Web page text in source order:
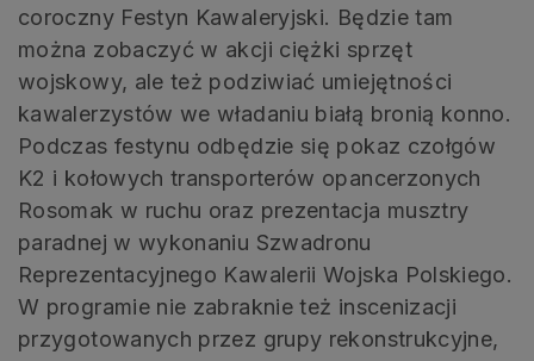
coroczny Festyn Kawaleryjski. Będzie tam
można zobaczyć w akcji ciężki sprzęt
wojskowy, ale też podziwiać umiejętności
kawalerzystów we władaniu białą bronią konno.
Podczas festynu odbędzie się pokaz czołgów
K2 i kołowych transporterów opancerzonych
Rosomak w ruchu oraz prezentacja musztry
paradnej w wykonaniu Szwadronu
Reprezentacyjnego Kawalerii Wojska Polskiego.
W programie nie zabraknie też inscenizacji
przygotowanych przez grupy rekonstrukcyjne,